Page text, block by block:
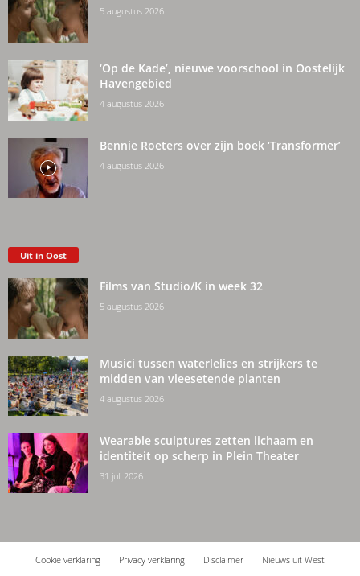
5 augustus 2026
‘Op de Kade’, nieuwe voorschool in Oostelijk
Havengebied
4 augustus 2026
Bennie Roeters over zijn boek ‘Transformer’
4 augustus 2026
Uit in Oost
Films van Studio/K in week 32
5 augustus 2026
Musici tussen waterlelies en strijkers te
midden van vleesetende planten
4 augustus 2026
Wearable sculptures zetten lichaam en
identiteit op scherp in Plein Theater
31 juli 2026
Cookie verklaring Privacy verklaring Disclaimer Nieuws uit West